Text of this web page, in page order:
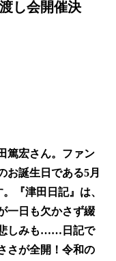
し会開催決
篤宏さん。ファン
お誕生日である5月
『津田日記』は、
一日も欠かさず綴
しみも……日記で
さが全開！令和の